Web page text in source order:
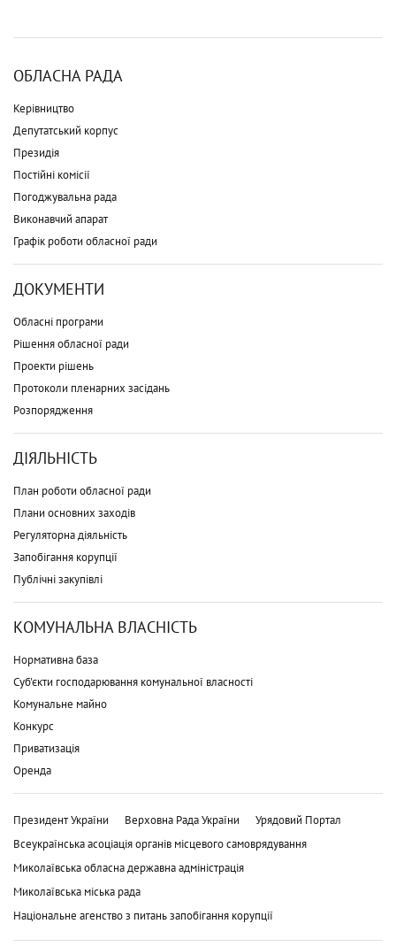
ОБЛАСНА РАДА
Керівництво
Депутатський корпус
Президія
Постійні комісії
Погоджувальна рада
Виконавчий апарат
Графік роботи обласної ради
ДОКУМЕНТИ
Обласні програми
Рішення обласної ради
Проекти рішень
Протоколи пленарних засідань
Розпорядження
ДІЯЛЬНІСТЬ
План роботи обласної ради
Плани основних заходів
Регуляторна діяльність
Запобігання корупції
Публічні закупівлі
КОМУНАЛЬНА ВЛАСНІСТЬ
Нормативна база
Суб'єкти господарювання комунальної власності
Комунальне майно
Конкурс
Приватизація
Оренда
Президент України Верховна Рада України
Урядовий Портал
Всеукраїнська асоціація органів місцевого самоврядування
Миколаївська обласна державна адміністрація
Миколаївська міська рада
Національне агенство з питань запобігання корупції